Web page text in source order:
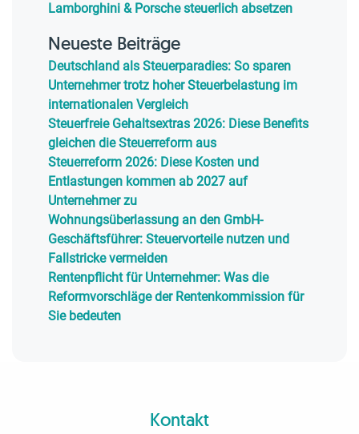
Lamborghini & Porsche steuerlich absetzen
Neueste Beiträge
Deutschland als Steuerparadies: So sparen
Unternehmer trotz hoher Steuerbelastung im
internationalen Vergleich
Steuerfreie Gehaltsextras 2026: Diese Benefits
gleichen die Steuerreform aus
Steuerreform 2026: Diese Kosten und
Entlastungen kommen ab 2027 auf
Unternehmer zu
Wohnungsüberlassung an den GmbH-
Geschäftsführer: Steuervorteile nutzen und
Fallstricke vermeiden
Rentenpflicht für Unternehmer: Was die
Reformvorschläge der Rentenkommission für
Sie bedeuten
Kontakt